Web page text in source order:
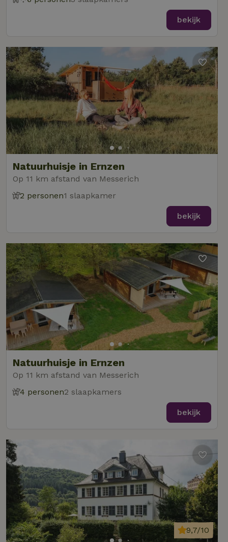
bekijk
Natuurhuisje in Ernzen
Op 11 km afstand van Messerich
2 personen1 slaapkamer
bekijk
Natuurhuisje in Ernzen
Op 11 km afstand van Messerich
4 personen2 slaapkamers
bekijk
9,7/10